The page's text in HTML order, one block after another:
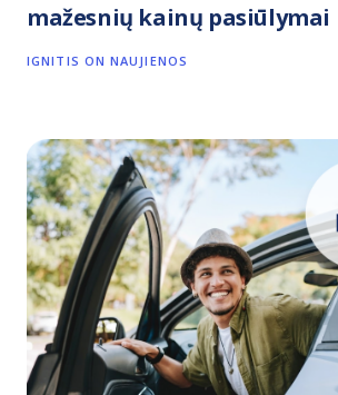
mažesnių kainų pasiūlymai
IGNITIS ON NAUJIENOS